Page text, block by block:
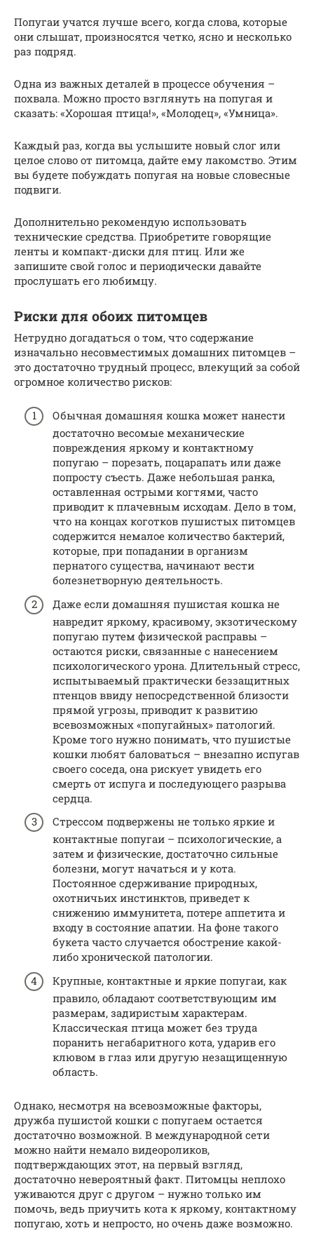
Попугаи учатся лучше всего, когда слова, которые
они слышат, произносятся четко, ясно и несколько
раз подряд.
Одна из важных деталей в процессе обучения –
похвала. Можно просто взглянуть на попугая и
сказать: «Хорошая птица!», «Молодец», «Умница».
Каждый раз, когда вы услышите новый слог или
целое слово от питомца, дайте ему лакомство. Этим
вы будете побуждать попугая на новые словесные
подвиги.
Дополнительно рекомендую использовать
технические средства. Приобретите говорящие
ленты и компакт-диски для птиц. Или же
запишите свой голос и периодически давайте
прослушать его любимцу.
Риски для обоих питомцев
Нетрудно догадаться о том, что содержание
изначально несовместимых домашних питомцев –
это достаточно трудный процесс, влекущий за собой
огромное количество рисков:
Обычная домашняя кошка может нанести
достаточно весомые механические
повреждения яркому и контактному
попугаю – порезать, поцарапать или даже
попросту съесть. Даже небольшая ранка,
оставленная острыми когтями, часто
приводит к плачевным исходам. Дело в том,
что на концах коготков пушистых питомцев
содержится немалое количество бактерий,
которые, при попадании в организм
пернатого существа, начинают вести
болезнетворную деятельность.
Даже если домашняя пушистая кошка не
навредит яркому, красивому, экзотическому
попугаю путем физической расправы –
остаются риски, связанные с нанесением
психологического урона. Длительный стресс,
испытываемый практически беззащитных
птенцов ввиду непосредственной близости
прямой угрозы, приводит к развитию
всевозможных «попугайных» патологий.
Кроме того нужно понимать, что пушистые
кошки любят баловаться – внезапно испугав
своего соседа, она рискует увидеть его
смерть от испуга и последующего разрыва
сердца.
Стрессом подвержены не только яркие и
контактные попугаи – психологические, а
затем и физические, достаточно сильные
болезни, могут начаться и у кота.
Постоянное сдерживание природных,
охотничьих инстинктов, приведет к
снижению иммунитета, потере аппетита и
входу в состояние апатии. На фоне такого
букета часто случается обострение какой-
либо хронической патологии.
Крупные, контактные и яркие попугаи, как
правило, обладают соответствующим им
размерам, задиристым характерам.
Классическая птица может без труда
поранить негабаритного кота, ударив его
клювом в глаз или другую незащищенную
область.
Однако, несмотря на всевозможные факторы,
дружба пушистой кошки с попугаем остается
достаточно возможной. В международной сети
можно найти немало видеороликов,
подтверждающих этот, на первый взгляд,
достаточно невероятный факт. Питомцы неплохо
уживаются друг с другом – нужно только им
помочь, ведь приучить кота к яркому, контактному
попугаю, хоть и непросто, но очень даже возможно.